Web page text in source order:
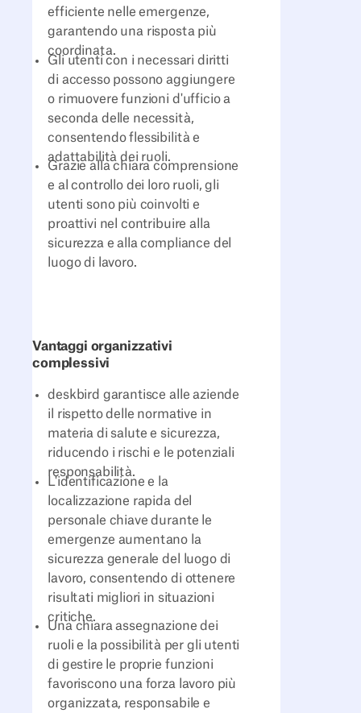
efficiente nelle emergenze,
garantendo una risposta più
coordinata.
Gli utenti con i necessari diritti
di accesso possono aggiungere
o rimuovere funzioni d'ufficio a
seconda delle necessità,
consentendo flessibilità e
adattabilità dei ruoli.
Grazie alla chiara comprensione
e al controllo dei loro ruoli, gli
utenti sono più coinvolti e
proattivi nel contribuire alla
sicurezza e alla compliance del
luogo di lavoro.
Vantaggi organizzativi
complessivi
deskbird garantisce alle aziende
il rispetto delle normative in
materia di salute e sicurezza,
riducendo i rischi e le potenziali
responsabilità.
L'identificazione e la
localizzazione rapida del
personale chiave durante le
emergenze aumentano la
sicurezza generale del luogo di
lavoro, consentendo di ottenere
risultati migliori in situazioni
critiche.
Una chiara assegnazione dei
ruoli e la possibilità per gli utenti
di gestire le proprie funzioni
favoriscono una forza lavoro più
organizzata, responsabile e